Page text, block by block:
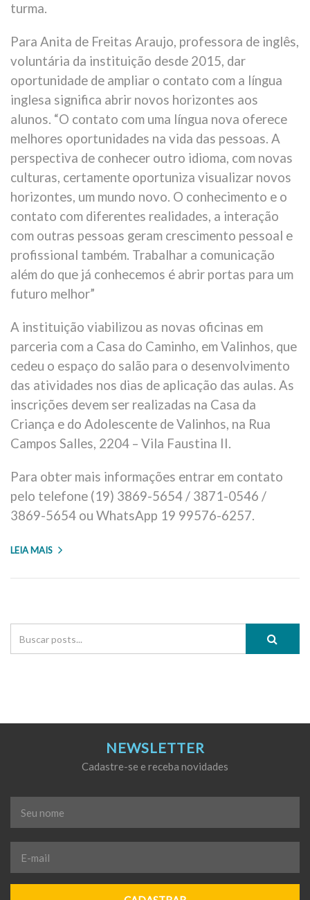
turma.
Para Anita de Freitas Araujo, professora de inglês,
voluntária da instituição desde 2015, dar
oportunidade de ampliar o contato com a língua
inglesa significa abrir novos horizontes aos
alunos. “O contato com uma língua nova oferece
melhores oportunidades na vida das pessoas. A
perspectiva de conhecer outro idioma, com novas
culturas, certamente oportuniza visualizar novos
horizontes, um mundo novo. O conhecimento e o
contato com diferentes realidades, a interação
com outras pessoas geram crescimento pessoal e
profissional também. Trabalhar a comunicação
além do que já conhecemos é abrir portas para um
futuro melhor”
A instituição viabilizou as novas oficinas em
parceria com a Casa do Caminho, em Valinhos, que
cedeu o espaço do salão para o desenvolvimento
das atividades nos dias de aplicação das aulas. As
inscrições devem ser realizadas na Casa da
Criança e do Adolescente de Valinhos, na Rua
Campos Salles, 2204 – Vila Faustina II.
Para obter mais informações entrar em contato
pelo telefone (19) 3869-5654 / 3871-0546 /
3869-5654 ou WhatsApp 19 99576-6257.
LEIA MAIS
NEWSLETTER
Cadastre-se e receba novidades
Seu
nome
E-
mail